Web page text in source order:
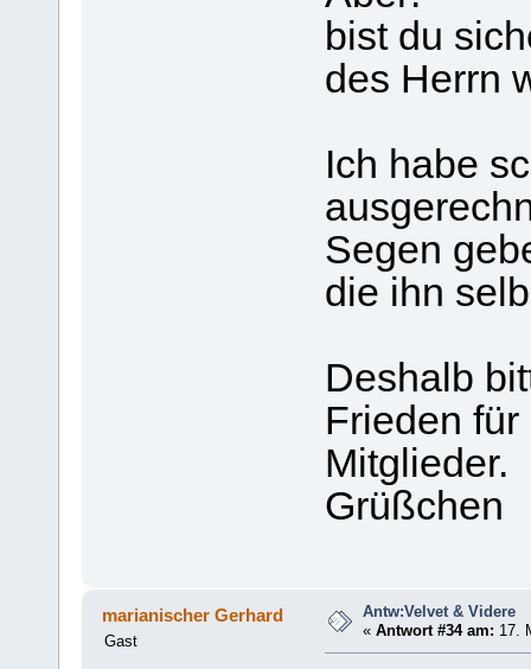
bist du
des Herrn
Ich habe
Segen
die ihn
Deshalb
Frieden
Mitglieder.
Grüßchen
marianischer Gerhard
Gast
Antw:Velvet & Videre
«Antwort #34 am: 17.